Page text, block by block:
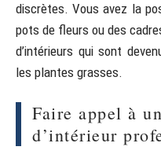
discrètes. Vous avez la
pots de fleurs ou des
d’intérieurs qui sont
les plantes grasses.
Faire appel à
d’intérieur